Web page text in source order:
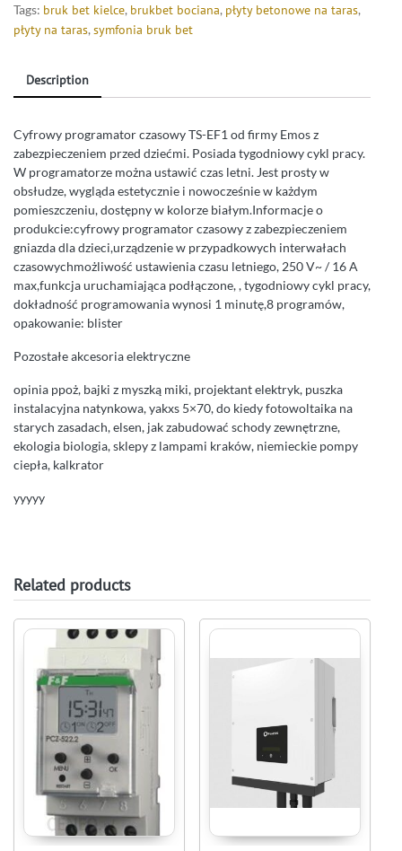
Tags: bruk bet kielce, brukbet bociana, płyty betonowe na taras,
płyty na taras, symfonia bruk bet
Description
Cyfrowy programator czasowy TS-EF1 od firmy Emos z
zabezpieczeniem przed dziećmi. Posiada tygodniowy cykl pracy.
W programatorze można ustawić czas letni. Jest prosty w
obsłudze, wygląda estetycznie i nowocześnie w każdym
pomieszczeniu, dostępny w kolorze białym.Informacje o
produkcie:cyfrowy programator czasowy z zabezpieczeniem
gniazda dla dzieci,urządzenie w przypadkowych interwałach
czasowychmożliwość ustawienia czasu letniego, 250 V~ / 16 A
max,funkcja uruchamiająca podłączone, , tygodniowy cykl pracy,
dokładność programowania wynosi 1 minutę,8 programów,
opakowanie: blister
Pozostałe akcesoria elektryczne
opinia ppoż, bajki z myszką miki, projektant elektryk, puszka
instalacyjna natynkowa, yakxs 5×70, do kiedy fotowoltaika na
starych zasadach, elsen, jak zabudować schody zewnętrzne,
ekologia biologia, sklepy z lampami kraków, niemieckie pompy
ciepła, kalkrator
yyyyy
Related products